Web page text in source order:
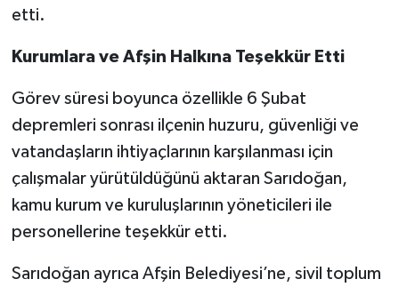
etti.
Kurumlara ve Afşin Halkına Teşekkür Etti
Görev süresi boyunca özellikle 6 Şubat
depremleri sonrası ilçenin huzuru, güvenliği ve
vatandaşların ihtiyaçlarının karşılanması için
çalışmalar yürütüldüğünü aktaran Sarıdoğan,
kamu kurum ve kuruluşlarının yöneticileri ile
personellerine teşekkür etti.
Sarıdoğan ayrıca Afşin Belediyesi’ne, sivil toplum